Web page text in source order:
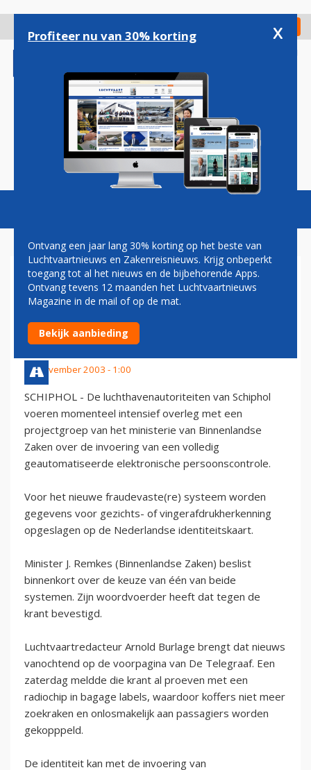
gaan
Check in
Magazine Podcasts Vacatures
SCHIPHOL ONDERZOEKT
ELEKTRONISCHE
PERSOONSCONTROLE
24 november 2003 - 1:00
SCHIPHOL - De luchthavenautoriteiten van Schiphol
voeren momenteel intensief overleg met een
projectgroep van het ministerie van Binnenlandse
Zaken over de invoering van een volledig
geautomatiseerde elektronische persoonscontrole.
Voor het nieuwe fraudevaste(re) systeem worden
gegevens voor gezichts- of vingerafdrukherkenning
opgeslagen op de Nederlandse identiteitskaart.
Minister J. Remkes (Binnenlandse Zaken) beslist
binnenkort over de keuze van één van beide
systemen. Zijn woordvoerder heeft dat tegen de
krant bevestigd.
Luchtvaartredacteur Arnold Burlage brengt dat nieuws
vanochtend op de voorpagina van De Telegraaf. Een
zaterdag meldde die krant al proeven met een
radiochip in bagage labels, waardoor koffers niet meer
zoekraken en onlosmakelijk aan passagiers worden
gekopppeld.
De identiteit kan met de invoering van
Profiteer nu van 30% korting x
Ontvang een jaar lang 30% korting op het beste van
Luchtvaartnieuws en Zakenreisnieuws. Krijg onbeperkt
toegang tot al het nieuws en de bijbehorende Apps.
Ontvang tevens 12 maanden het Luchtvaartnieuws
Magazine in de mail of op de mat.
Bekijk aanbieding